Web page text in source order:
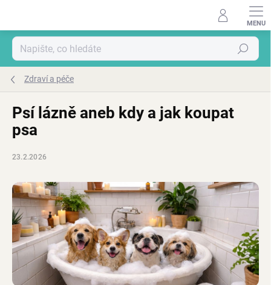
Hledat
Zdraví a péče
Psí lázně aneb kdy a jak koupat
psa
23.2.2026